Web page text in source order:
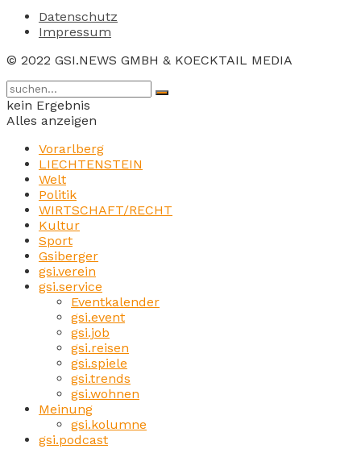
Datenschutz
Impressum
© 2022 GSI.NEWS GMBH & KOECKTAIL MEDIA
kein Ergebnis
Alles anzeigen
Vorarlberg
LIECHTENSTEIN
Welt
Politik
WIRTSCHAFT/RECHT
Kultur
Sport
Gsiberger
gsi.verein
gsi.service
Eventkalender
gsi.event
gsi.job
gsi.reisen
gsi.spiele
gsi.trends
gsi.wohnen
Meinung
gsi.kolumne
gsi.podcast